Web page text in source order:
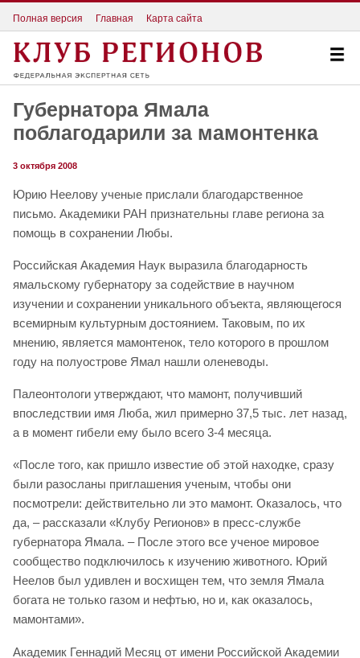
Полная версия Главная Карта сайта
Губернатора Ямала
поблагодарили за мамонтенка
3 октября 2008
Юрию Неелову ученые прислали благодарственное
письмо. Академики РАН признательны главе региона за
помощь в сохранении Любы.
Российская Академия Наук выразила благодарность
ямальскому губернатору за содействие в научном
изучении и сохранении уникального объекта, являющегося
всемирным культурным достоянием. Таковым, по их
мнению, является мамонтенок, тело которого в прошлом
году на полуострове Ямал нашли оленеводы.
Палеонтологи утверждают, что мамонт, получивший
впоследствии имя Люба, жил примерно 37,5 тыс. лет назад,
а в момент гибели ему было всего 3-4 месяца.
«После того, как пришло известие об этой находке, сразу
были разосланы приглашения ученым, чтобы они
посмотрели: действительно ли это мамонт. Оказалось, что
да, – рассказали «Клубу Регионов» в пресс-службе
губернатора Ямала. – После этого все ученое мировое
сообщество подключилось к изучению животного. Юрий
Неелов был удивлен и восхищен тем, что земля Ямала
богата не только газом и нефтью, но и, как оказалось,
мамонтами».
Академик Геннадий Месяц от имени Российской Академии